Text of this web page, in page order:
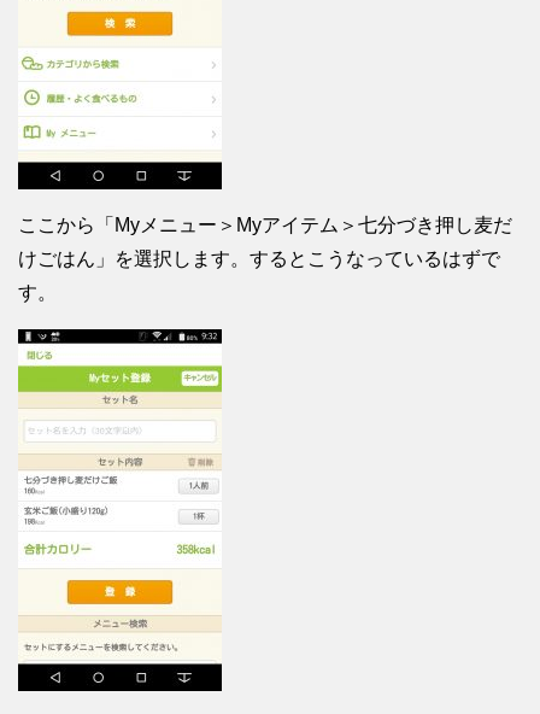
ここから「Myメニュー＞Myアイテム＞七分づき押し麦だ
けごはん」を選択します。するとこうなっているはずで
す。